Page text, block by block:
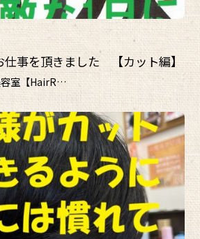
仕事を頂きました 【カット編】
容室【HairR…